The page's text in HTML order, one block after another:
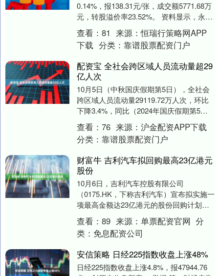
0.14%，报138.31元/张，成交额5771.68万
元，转股溢价率23.52%。 资料显示，永02
转债信用级别为“AA-....
查看： 81 来源：恒瑞行策略网APP
下载 分类： 靠谱股票配资门户
配资宝 全社会跨区域人员流动量超29
亿人次
10月5日（中秋国庆假期第5日），全社会
跨区域人员流动量29119.72万人次，环比
下降3.4%，同比（2024年国庆假期第5
日）增长3.4%。 举报 第一财经....
查看： 76 来源： 沪金配资APP下载
分类： 靠谱股票配资门户
财富牛 吉利汽车拟回购最高23亿港元
股份
10月6日，吉利汽车控股有限公司
（0175.HK，下称吉利汽车）宣布拟实施一
项最高金额达23亿港元的股份回购计划。
该计划在获得香港联交所批准后，将通过
自动化机制....
查看： 89 来源： 单票配资官网 分
类： 免息配资公司
安信策略 日经225指数收盘上涨48%
日经225指数收盘上涨4.8%，报47944.76